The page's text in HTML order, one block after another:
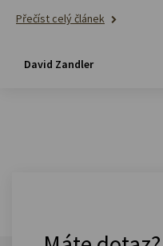
Přečíst celý článek
David Zandler